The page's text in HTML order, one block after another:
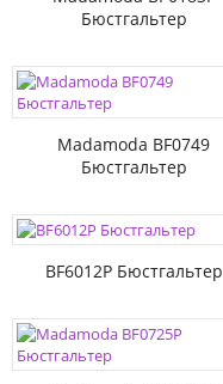
Бюстгальтер
Madamoda BF0749
Бюстгальтер
BF6012P Бюстгальтер